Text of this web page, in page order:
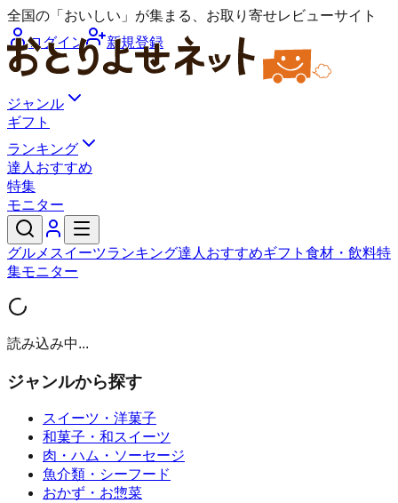
全国の「おいしい」が集まる、お取り寄せレビューサイト
ログイン
新規登録
ジャンル
ギフト
ランキング
達人おすすめ
特集
モニター
グルメ スイーツランキング達人おすすめギフト 食材・飲料特
集モニター
読み込み中...
ジャンルから探す
スイーツ・洋菓子
和菓子・和スイーツ
肉・ハム・ソーセージ
魚介類・シーフード
おかず・お惣菜